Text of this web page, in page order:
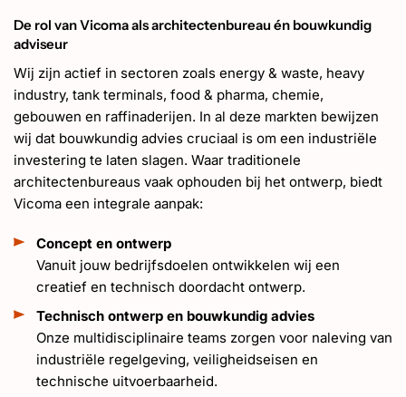
De rol van Vicoma als architectenbureau én bouwkundig
adviseur
Wij zijn actief in sectoren zoals energy & waste, heavy
industry, tank terminals, food & pharma, chemie,
gebouwen en raffinaderijen. In al deze markten bewijzen
wij dat bouwkundig advies cruciaal is om een industriële
investering te laten slagen. Waar traditionele
architectenbureaus vaak ophouden bij het ontwerp, biedt
Vicoma een integrale aanpak:
Concept en ontwerp
Vanuit jouw bedrijfsdoelen ontwikkelen wij een
creatief en technisch doordacht ontwerp.
Technisch ontwerp en bouwkundig advies
Onze multidisciplinaire teams zorgen voor naleving van
industriële regelgeving, veiligheidseisen en
technische uitvoerbaarheid.